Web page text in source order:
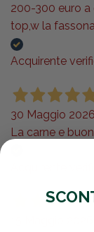
200-300 euro
top,w la
Acquirente
30 Maggio 2026
La carne e